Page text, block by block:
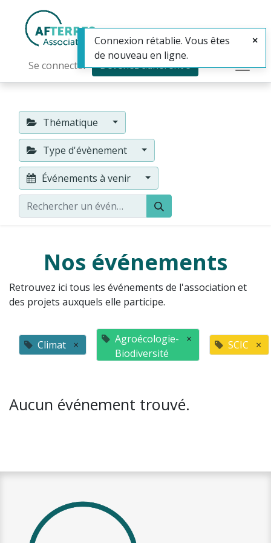
Se connecter Devenez adhérent·e
Thématique
Type d'évènement
Événements à venir
Nos événements
Retrouvez ici tous les événements de l'association et
des projets auxquels elle participe.
Climat ×
Agroécologie-
Biodiversité
× SCIC ×
Aucun événement trouvé.
Connexion rétablie. Vous êtes
de nouveau en ligne.